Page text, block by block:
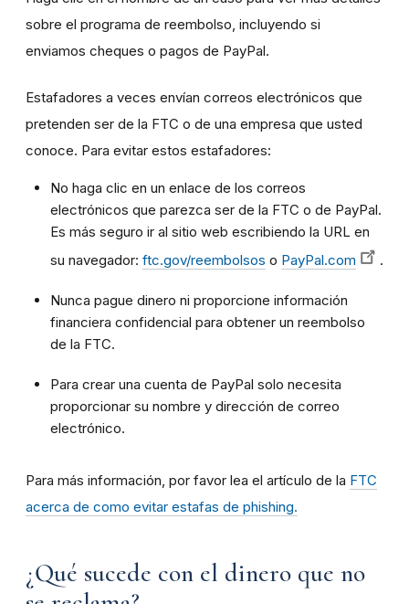
sobre el programa de reembolso, incluyendo si
enviamos cheques o pagos de PayPal.
Estafadores a veces envían correos electrónicos que
pretenden ser de la FTC o de una empresa que usted
conoce. Para evitar estos estafadores:
No haga clic en un enlace de los correos
electrónicos que parezca ser de la FTC o de PayPal.
Es más seguro ir al sitio web escribiendo la URL en
su navegador: ftc.gov/reembolsos o PayPal.com .
Nunca pague dinero ni proporcione información
financiera confidencial para obtener un reembolso
de la FTC.
Para crear una cuenta de PayPal solo necesita
proporcionar su nombre y dirección de correo
electrónico.
Para más información, por favor lea el artículo de la FTC
acerca de como evitar estafas de phishing.
¿Qué sucede con el dinero que no